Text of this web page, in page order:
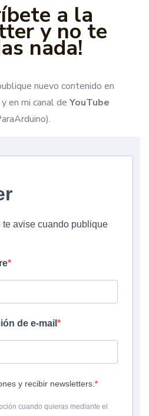
a la
y no te
nada!
nuevo contenido en
y en mi canal de YouTube
te avise cuando publique
de e-mail
y recibir newsletters.
cuando quieras mediante el